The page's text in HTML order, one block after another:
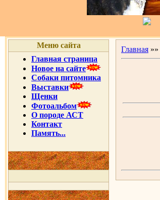
Меню сайта
Главная страница
Новое на сайте
Собаки питомника
Выставки
Щенки
Фотоальбом
О породе АСТ
Контакт
Память...
Главная »»